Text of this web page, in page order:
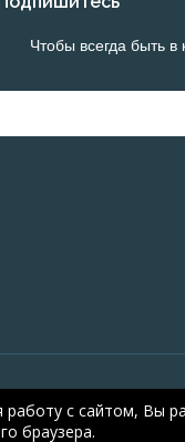
Чтобы всегда быть в
с сайтом, Вы
браузера.